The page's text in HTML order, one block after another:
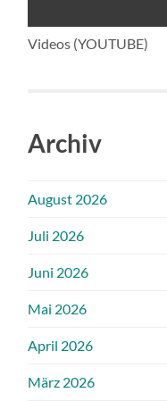
Videos (YOUTUBE)
Archiv
August 2026
Juli 2026
Juni 2026
Mai 2026
April 2026
März 2026